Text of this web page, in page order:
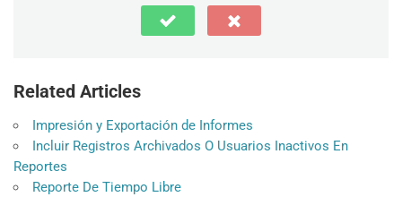
Related Articles
Impresión y Exportación de Informes
Incluir Registros Archivados O Usuarios Inactivos En
Reportes
Reporte De Tiempo Libre